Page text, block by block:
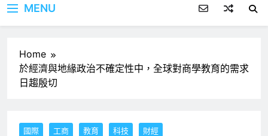
MENU
Home
於經濟與地緣政治不確定性中，全球對商學教育的需求
日趨殷切
國際 工商 教育 科技 財經